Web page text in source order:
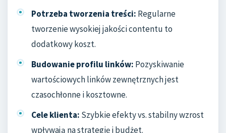
Potrzeba tworzenia treści: Regularne
tworzenie wysokiej jakości contentu to
dodatkowy koszt.
Budowanie profilu linków: Pozyskiwanie
wartościowych linków zewnętrznych jest
czasochłonne i kosztowne.
Cele klienta: Szybkie efekty vs. stabilny wzrost
wpływają na strategię i budżet.